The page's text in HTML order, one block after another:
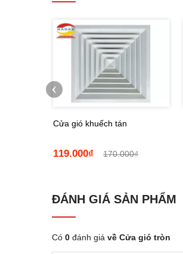
Cửa gió khuếch tán
119.000₫ 170.000₫
‹
ĐÁNH GIÁ SẢN PHẨM
Có 0 đánh giá về Cửa gió tròn